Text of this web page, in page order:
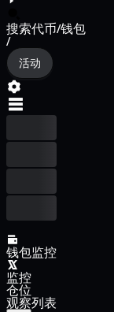
搜索代币/钱包
/
活动
钱包监控
监控
仓位
观察列表